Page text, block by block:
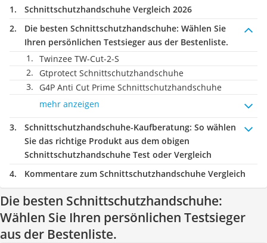
Schnittschutzhandschuhe Vergleich 2026
Die besten Schnittschutzhandschuhe: Wählen Sie
Ihren persönlichen Testsieger aus der Bestenliste.
Twinzee TW-Cut-2-S
Gtprotect Schnittschutzhandschuhe
G4P Anti Cut Prime Schnittschutzhandschuhe
mehr anzeigen
Schnittschutzhandschuhe-Kaufberatung: So wählen
Sie das richtige Produkt aus dem obigen
Schnittschutzhandschuhe Test oder Vergleich
Kommentare zum Schnittschutzhandschuhe Vergleich
Die besten Schnittschutzhandschuhe:
Wählen Sie Ihren persönlichen Testsieger
aus der Bestenliste.